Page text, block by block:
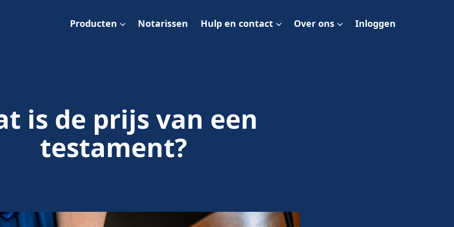
Producten Notarissen Hulp en contact Over ons Inloggen
is de prijs van een
testament?